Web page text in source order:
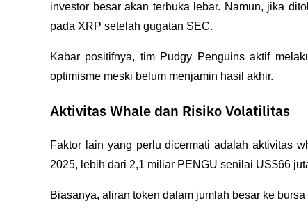
investor besar akan terbuka lebar. Namun, jika
pada XRP setelah gugatan SEC.
Kabar positifnya, tim Pudgy Penguins aktif
optimisme meski belum menjamin hasil akhir.
Aktivitas Whale dan Risiko Volatilitas
Faktor lain yang perlu dicermati adalah aktivitas
2025, lebih dari 2,1 miliar PENGU senilai US$66
Biasanya, aliran token dalam jumlah besar ke